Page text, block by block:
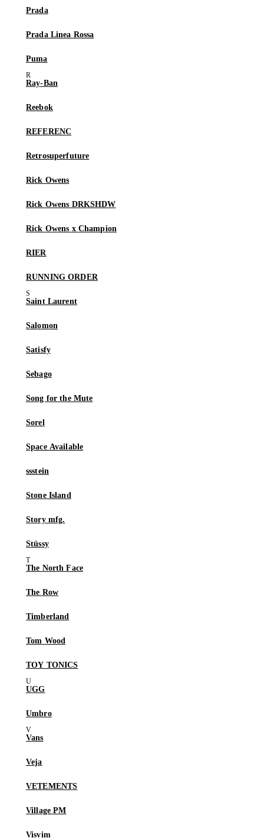
Prada
Prada Linea Rossa
Puma
Ray-Ban
Reebok
REFERENC
Retrosuperfuture
Rick Owens
Rick Owens DRKSHDW
Rick Owens x Champion
RIER
RUNNING ORDER
Saint Laurent
Salomon
Satisfy
Sebago
Song for the Mute
Sorel
Space Available
ssstein
Stone Island
Story mfg.
Stüssy
The North Face
The Row
Timberland
Tom Wood
TOY TONICS
UGG
Umbro
Vans
Veja
VETEMENTS
Village PM
Visvim